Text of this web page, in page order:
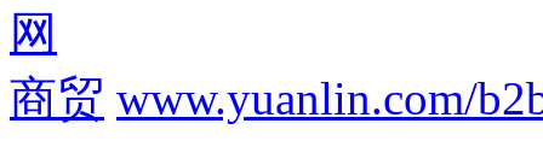
商贸 www.yuanlin.com/